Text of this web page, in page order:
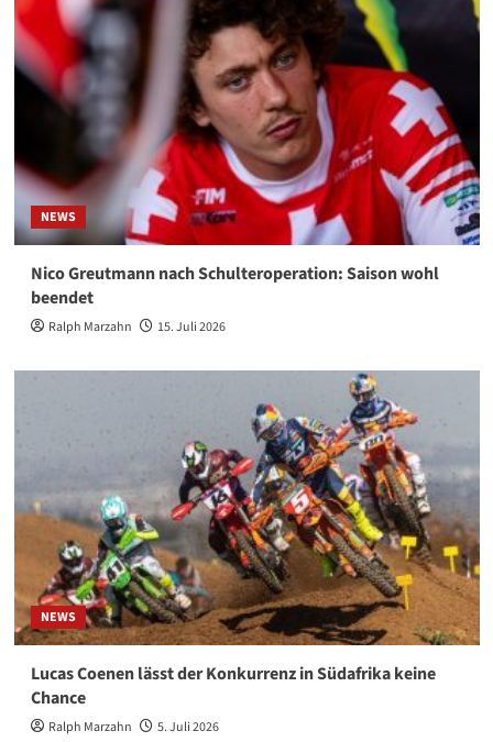
NEWS
Nico Greutmann nach Schulteroperation: Saison wohl
beendet
Ralph Marzahn 15. Juli 2026
NEWS
Lucas Coenen lässt der Konkurrenz in Südafrika keine
Chance
Ralph Marzahn 5. Juli 2026